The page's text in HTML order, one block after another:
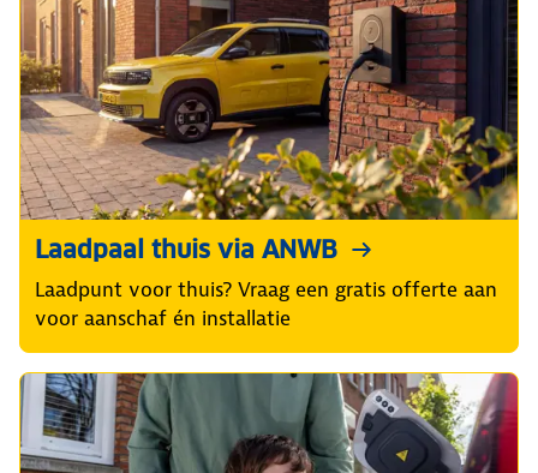
Laadpaal thuis via ANWB
Laadpunt voor thuis? Vraag een gratis offerte aan
voor aanschaf én installatie